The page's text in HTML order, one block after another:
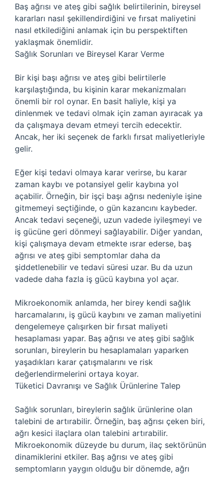
Baş ağrısı ve ateş gibi sağlık belirtilerinin, bireysel
kararları nasıl şekillendirdiğini ve fırsat maliyetini
nasıl etkilediğini anlamak için bu perspektiften
yaklaşmak önemlidir.
Sağlık Sorunları ve Bireysel Karar Verme
Bir kişi başı ağrısı ve ateş gibi belirtilerle
karşılaştığında, bu kişinin karar mekanizmaları
önemli bir rol oynar. En basit haliyle, kişi ya
dinlenmek ve tedavi olmak için zaman ayıracak ya
da çalışmaya devam etmeyi tercih edecektir.
Ancak, her iki seçenek de farklı fırsat maliyetleriyle
gelir.
Eğer kişi tedavi olmaya karar verirse, bu karar
zaman kaybı ve potansiyel gelir kaybına yol
açabilir. Örneğin, bir işçi başı ağrısı nedeniyle işine
gitmemeyi seçtiğinde, o gün kazancını kaybeder.
Ancak tedavi seçeneği, uzun vadede iyileşmeyi ve
iş gücüne geri dönmeyi sağlayabilir. Diğer yandan,
kişi çalışmaya devam etmekte ısrar ederse, baş
ağrısı ve ateş gibi semptomlar daha da
şiddetlenebilir ve tedavi süresi uzar. Bu da uzun
vadede daha fazla iş gücü kaybına yol açar.
Mikroekonomik anlamda, her birey kendi sağlık
harcamalarını, iş gücü kaybını ve zaman maliyetini
dengelemeye çalışırken bir fırsat maliyeti
hesaplaması yapar. Baş ağrısı ve ateş gibi sağlık
sorunları, bireylerin bu hesaplamaları yaparken
yaşadıkları karar çatışmalarını ve risk
değerlendirmelerini ortaya koyar.
Tüketici Davranışı ve Sağlık Ürünlerine Talep
Sağlık sorunları, bireylerin sağlık ürünlerine olan
talebini de artırabilir. Örneğin, baş ağrısı çeken biri,
ağrı kesici ilaçlara olan talebini artırabilir.
Mikroekonomik düzeyde bu durum, ilaç sektörünün
dinamiklerini etkiler. Baş ağrısı ve ateş gibi
semptomların yaygın olduğu bir dönemde, ağrı